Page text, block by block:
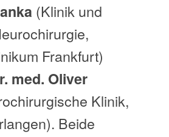
(Klinik und
Frankfurt)
med. Oliver
Klinik,
Beide